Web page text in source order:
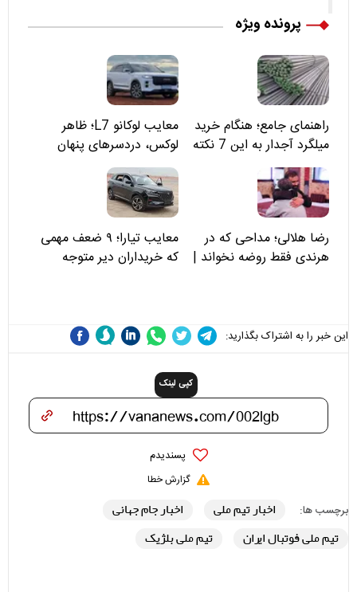
پرونده ویژه
راهنمای جامع؛ هنگام خرید
میلگرد آجدار به این 7 نکته
توجه کنید
معایب لوکانو L7؛ ظاهر
لوکس، دردسرهای پنهان
رضا هلالی؛ مداحی که در
هرندی فقط روضه نخواند |
معایب تیارا؛ ۹ ضعف مهمی
که خریداران دیر متوجه
این خبر را به اشتراک بگذارید:
کپی لینک
پسندیدم
گزارش خطا
برچسب ها: اخبار تیم ملی
اخبار جام جهانی
تیم ملی فوتبال ایران
تیم ملی بلژیک